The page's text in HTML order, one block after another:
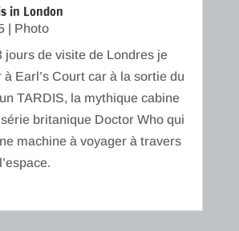
in London
| Photo
jours de visite de Londres je
Earl’s Court car à la sortie du
TARDIS, la mythique cabine
britanique Doctor Who qui
machine à voyager à travers